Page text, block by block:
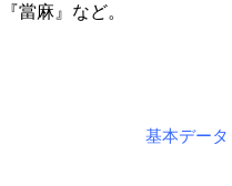
『當麻』など。
基本データ